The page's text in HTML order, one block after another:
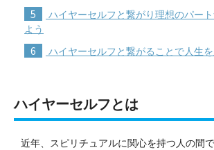
5
ハイヤーセルフと繋がり理想のパー
よう
6 ハイヤーセルフと繋がることで人生を
ハイヤーセルフとは
近年、スピリチュアルに関心を持つ人の間